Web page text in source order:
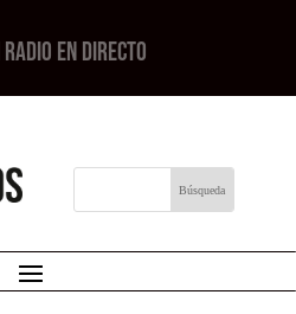
EN DIRECTO